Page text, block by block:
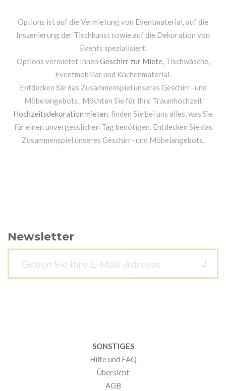
Options ist auf die Vermietung von Eventmaterial, auf die
Inszenierung der Tischkunst sowie auf die Dekoration von
Events spezialisiert.
Options vermietet Ihnen Geschirr zur Miete, Tischwäsche,
Eventmobiliar und Küchenmaterial.
Entdecken Sie das Zusammenspiel unseres Geschirr- und
Möbelangebots. Möchten Sie für Ihre Traumhochzeit
Hochzeitsdekoration mieten, finden Sie bei uns alles, was Sie
für einen unvergesslichen Tag benötigen. Entdecken Sie das
Zusammenspiel unseres Geschirr- und Möbelangebots.
Newsletter
SONSTIGES
Hilfe und FAQ
Übersicht
AGB